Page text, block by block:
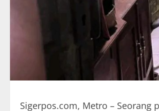
Sigerpos.com, Metro –